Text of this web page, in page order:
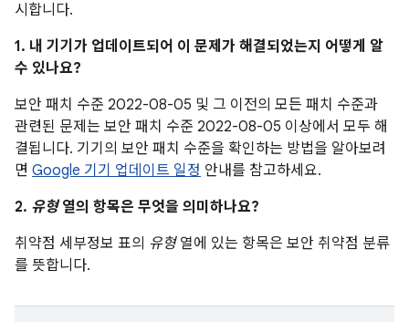
시합니다.
1. 내 기기가 업데이트되어 이 문제가 해결되었는지 어떻게 알
수 있나요?
보안 패치 수준 2022-08-05 및 그 이전의 모든 패치 수준과
관련된 문제는 보안 패치 수준 2022-08-05 이상에서 모두 해
결됩니다. 기기의 보안 패치 수준을 확인하는 방법을 알아보려
면 Google 기기 업데이트 일정 안내를 참고하세요.
2. 유형열의 항목은 무엇을 의미하나요?
취약점 세부정보 표의 유형열에 있는 항목은 보안 취약점 분류
를 뜻합니다.